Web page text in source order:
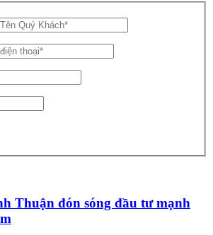
Thuận đón sóng đầu tư mạnh